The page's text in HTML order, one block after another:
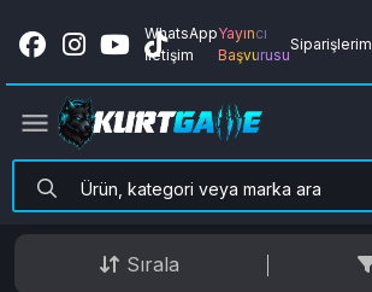
WhatsApp
İletişim
Yayıncı
Başvurusu
Siparişlerim
Sırala